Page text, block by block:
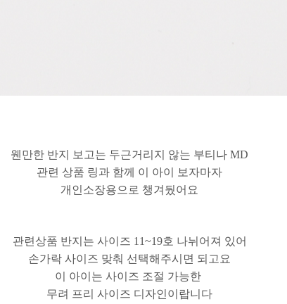
웬만한 반지 보고는 두근거리지 않는 부티나 MD
관련 상품 링과 함께 이 아이 보자마자
개인소장용으로 챙겨뒀어요
관련상품 반지는 사이즈 11~19호 나뉘어져 있어
손가락 사이즈 맞춰 선택해주시면 되고요
이 아이는 사이즈 조절 가능한
무려 프리 사이즈 디자인이랍니다